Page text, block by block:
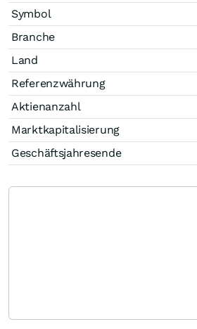
Symbol
Branche
Land
Referenzwährung
Aktienanzahl
Marktkapitalisierung
Geschäftsjahresende